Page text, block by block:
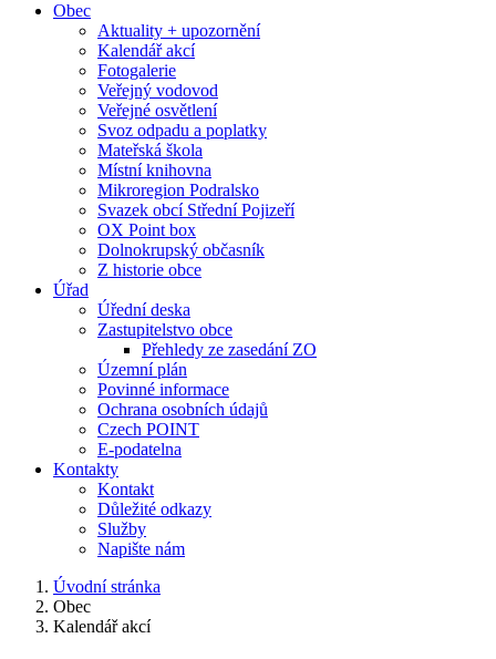
Obec
Aktuality + upozornění
Kalendář akcí
Fotogalerie
Veřejný vodovod
Veřejné osvětlení
Svoz odpadu a poplatky
Mateřská škola
Místní knihovna
Mikroregion Podralsko
Svazek obcí Střední Pojizeří
OX Point box
Dolnokrupský občasník
Z historie obce
Úřad
Úřední deska
Zastupitelstvo obce
Přehledy ze zasedání ZO
Územní plán
Povinné informace
Ochrana osobních údajů
Czech POINT
E-podatelna
Kontakty
Kontakt
Důležité odkazy
Služby
Napište nám
Úvodní stránka
Obec
Kalendář akcí